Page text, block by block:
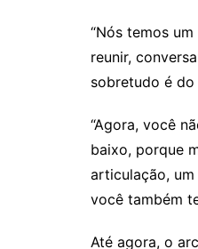
“Nós temos
reunir,
sobretudo é do
“Agora, você
baixo, porque
articulação,
você também
Até agora, o